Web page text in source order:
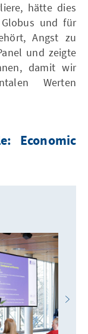
hätte dies
und für
Angst zu
und zeigte
damit wir
Werten
Economic